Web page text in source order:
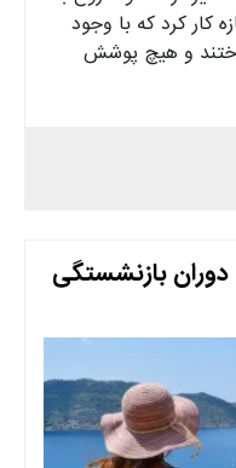
کار کرد که با وجود
و هیچ پوشش
دوران بازنشستگی